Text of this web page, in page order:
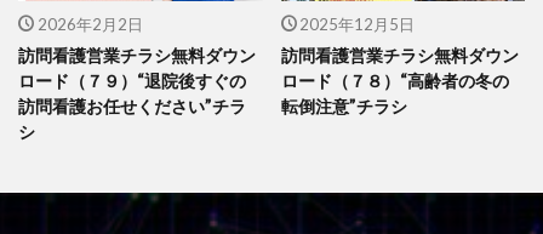
2026年2月2日
訪問看護営業チラシ無料ダウン
ロード（７９）“退院後すぐの
訪問看護お任せください”チラ
シ
2025年12月5日
訪問看護営業チラシ無料ダウン
ロード（７８）“高齢者の冬の
転倒注意”チラシ